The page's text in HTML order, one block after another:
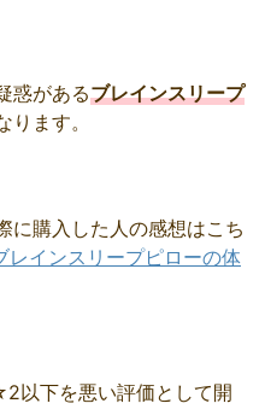
惑があるブレインスリープ
ます。
に購入した人の感想はこち
レインスリープピローの体
以下を悪い評価として開